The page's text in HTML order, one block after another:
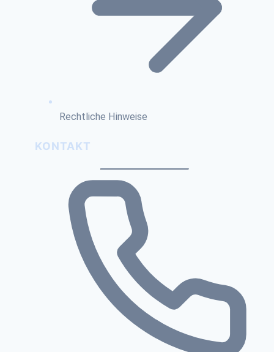
Rechtliche Hinweise
KONTAKT